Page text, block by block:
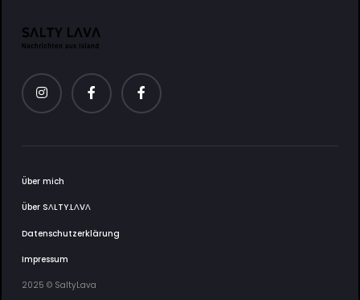
Über mich
Über SΛLTY.LΛVΛ
Datenschutzerklärung
Impressum
2025 © SaltyLava